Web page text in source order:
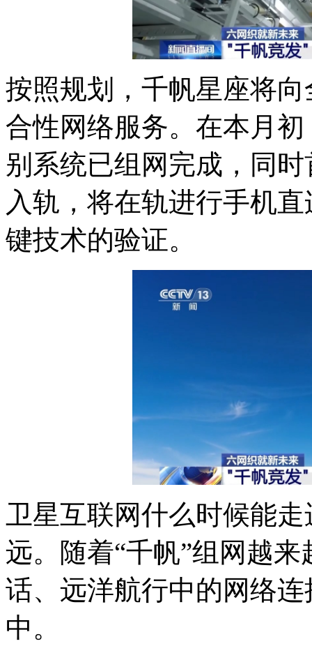
按照规划，千帆星座将
合性网络服务。在本月
别系统已组网完成，同
入轨，将在轨进行手机
键技术的验证。
卫星互联网什么时候能
远。随着“千帆”组网越
话、远洋航行中的网络
中。